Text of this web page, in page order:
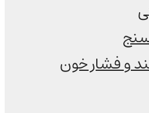
و فشار خون